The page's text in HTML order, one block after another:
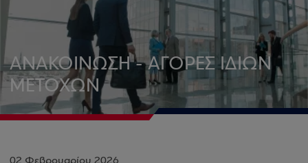
ΑΝΑΚΟΙΝΩΣΗ - ΑΓΟΡΕΣ ΙΔΙΩΝ
ΜΕΤΟΧΩΝ